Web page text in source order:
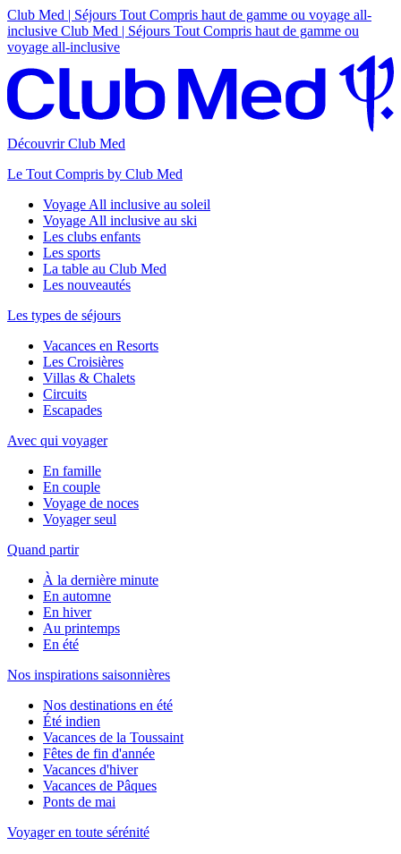
Club Med | Séjours Tout Compris haut de gamme ou voyage all-
inclusive Club Med | Séjours Tout Compris haut de gamme ou
voyage all-inclusive
Découvrir Club Med
Le Tout Compris by Club Med
Voyage All inclusive au soleil
Voyage All inclusive au ski
Les clubs enfants
Les sports
La table au Club Med
Les nouveautés
Les types de séjours
Vacances en Resorts
Les Croisières
Villas & Chalets
Circuits
Escapades
Avec qui voyager
En famille
En couple
Voyage de noces
Voyager seul
Quand partir
À la dernière minute
En automne
En hiver
Au printemps
En été
Nos inspirations saisonnières
Nos destinations en été
Été indien
Vacances de la Toussaint
Fêtes de fin d'année
Vacances d'hiver
Vacances de Pâques
Ponts de mai
Voyager en toute sérénité